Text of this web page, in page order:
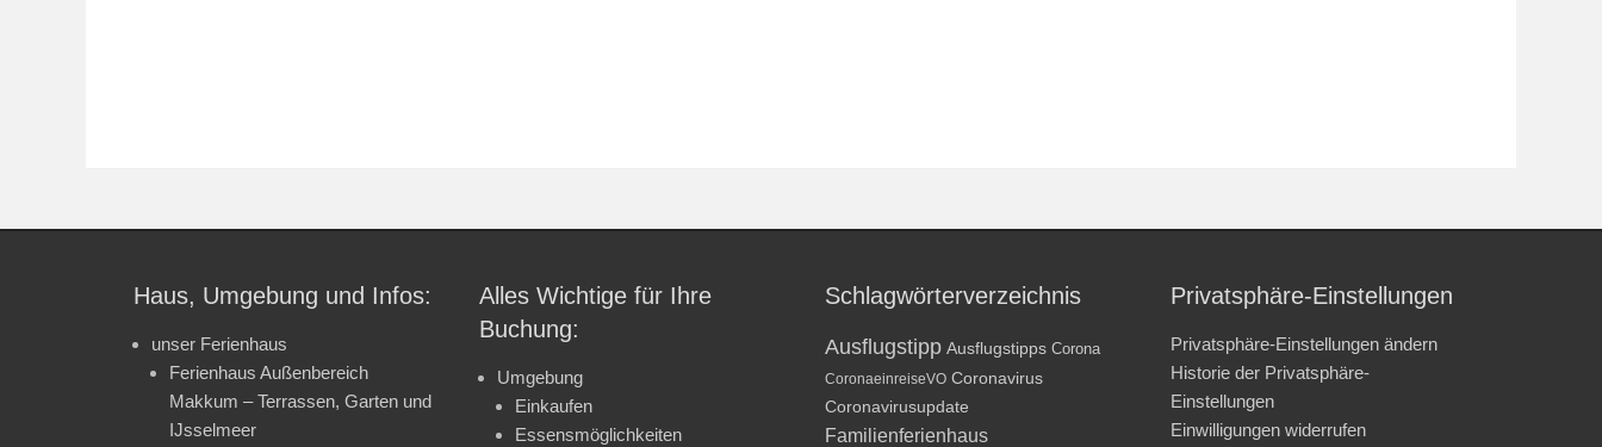
Haus, Umgebung und Infos:
unser Ferienhaus
Ferienhaus Außenbereich
Makkum – Terrassen, Garten und
IJsselmeer
Alles Wichtige für Ihre
Buchung:
Umgebung
Einkaufen
Essensmöglichkeiten
Schlagwörterverzeichnis
Ausflugstipp Ausflugstipps Corona
CoronaeinreiseVO Coronavirus
Coronavirusupdate
Familienferienhaus
Privatsphäre-Einstellungen
Privatsphäre-Einstellungen ändern
Historie der Privatsphäre-
Einstellungen
Einwilligungen widerrufen